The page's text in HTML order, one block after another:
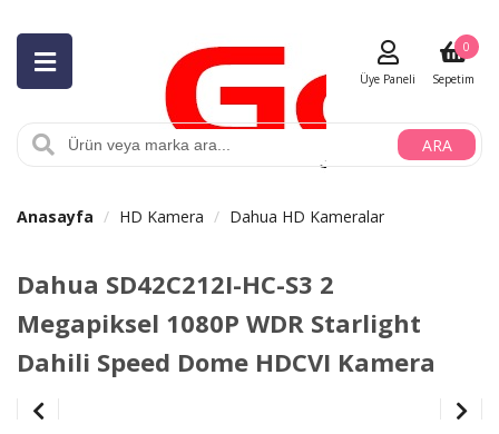
ARA
Üye Paneli Sepetim
0
Anasayfa HD Kamera Dahua HD Kameralar
Dahua SD42C212I-HC-S3 2
Megapiksel 1080P WDR Starlight
Dahili Speed Dome HDCVI Kamera